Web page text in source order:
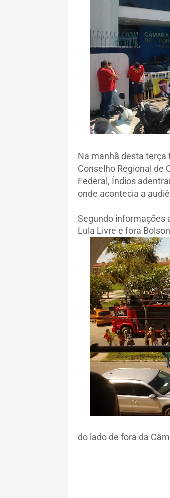
Na manhã desta terça
Conselho Regional de
Federal, Índios
onde acontecia a
Segundo informações
Lula Livre e fora
do lado de fora da